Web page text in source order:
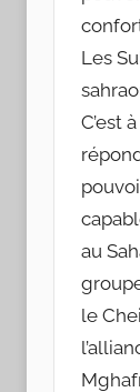
Les
C’est
au
le